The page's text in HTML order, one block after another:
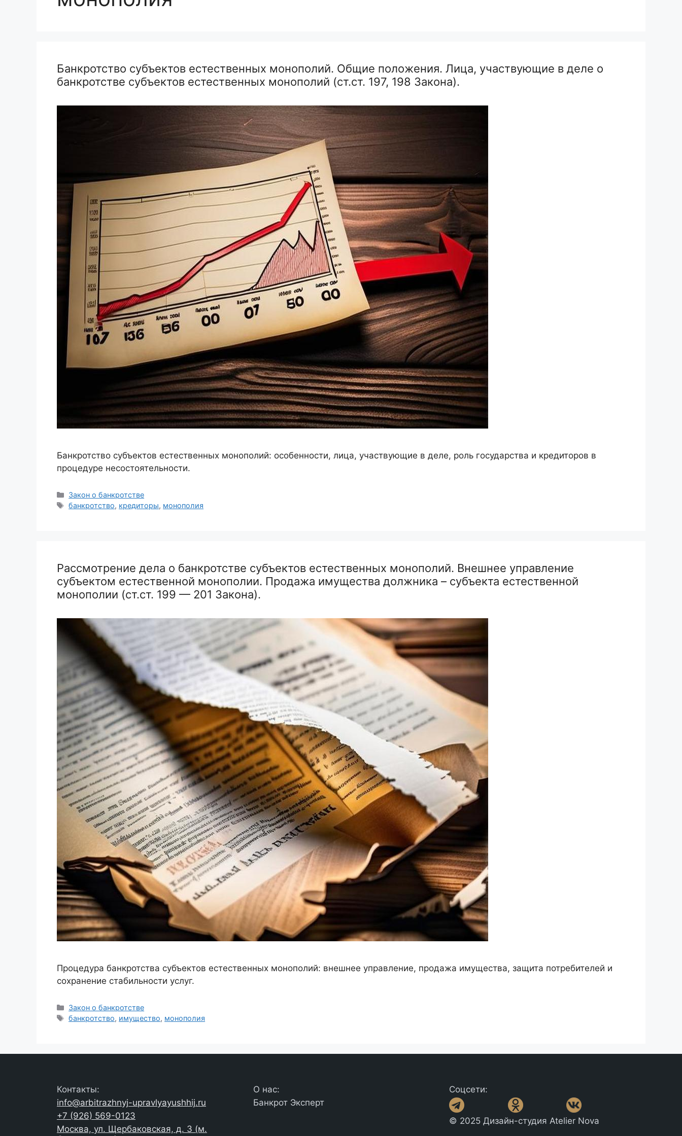
Банкротство субъектов естественных монополий. Общие положения. Лица, участвующие в деле о
банкротстве субъектов естественных монополий (ст.ст. 197, 198 Закона).
Банкротство субъектов естественных монополий: особенности, лица, участвующие в деле, роль государства и кредиторов в
процедуре несостоятельности.
Рубрики
Закон о банкротстве
Метки
банкротство, кредиторы, монополия
Рассмотрение дела о банкротстве субъектов естественных монополий. Внешнее управление
субъектом естественной монополии. Продажа имущества должника – субъекта естественной
монополии (ст.ст. 199 — 201 Закона).
Процедура банкротства субъектов естественных монополий: внешнее управление, продажа имущества, защита потребителей и
сохранение стабильности услуг.
Рубрики
Закон о банкротстве
Метки
банкротство, имущество, монополия
Контакты:
info@arbitrazhnyj-upravlyayushhij.ru
+7 (926) 569-0123
Москва, ул. Щербаковская, д. 3 (м.
О нас:
Банкрот Эксперт
Соцсети:
© 2025 Дизайн-студия Atelier Nova